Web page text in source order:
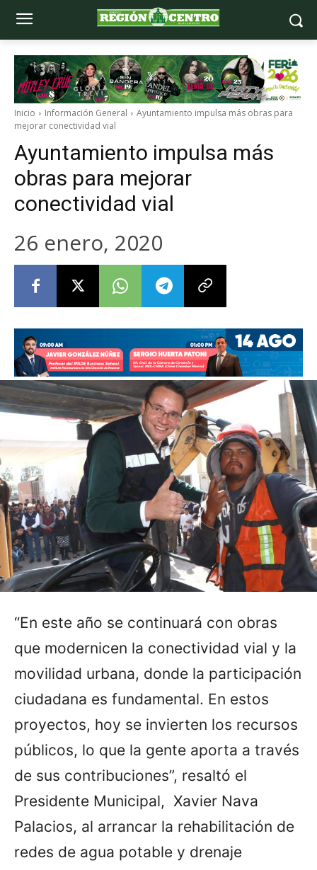
Inicio Información General
Ayuntamiento impulsa más obras para
mejorar conectividad vial
Ayuntamiento impulsa más
obras para mejorar
conectividad vial
26 enero, 2020
“En este año se continuará con obras
que modernicen la conectividad vial y la
movilidad urbana, donde la participación
ciudadana es fundamental. En estos
proyectos, hoy se invierten los recursos
públicos, lo que la gente aporta a través
de sus contribuciones”, resaltó el
Presidente Municipal, Xavier Nava
Palacios, al arrancar la rehabilitación de
redes de agua potable y drenaje